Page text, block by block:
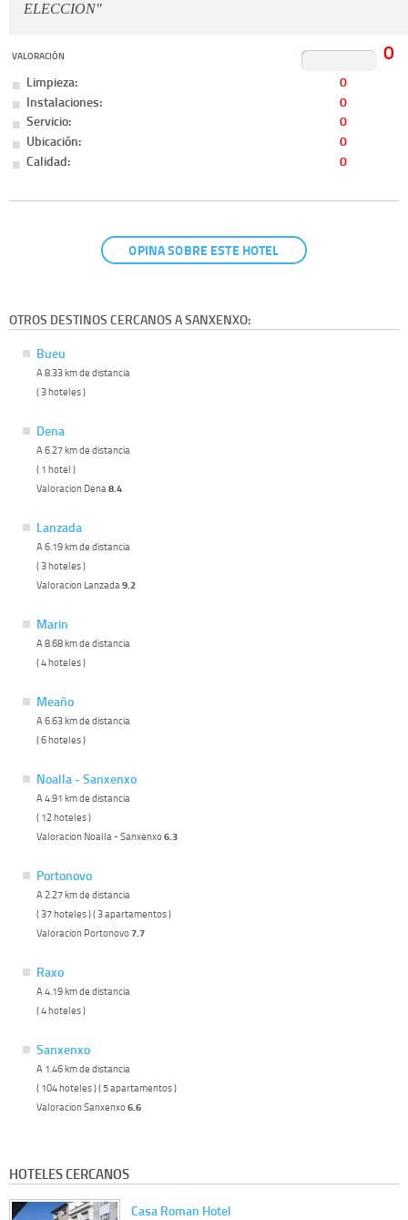
ELECCION"
VALORACIÓN 0
Limpieza:
0
Instalaciones:
0
Servicio:
0
Ubicación:
0
Calidad:
0
OPINA SOBRE ESTE HOTEL
OTROS DESTINOS CERCANOS A SANXENXO:
Bueu
A 8.33 km de distancia
( 3 hoteles )
Dena
A 6.27 km de distancia
( 1 hotel )
Valoracion Dena 8.4
Lanzada
A 6.19 km de distancia
( 3 hoteles )
Valoracion Lanzada 9.2
Marin
A 8.68 km de distancia
( 4 hoteles )
Meaño
A 6.63 km de distancia
( 6 hoteles )
Noalla - Sanxenxo
A 4.91 km de distancia
( 12 hoteles )
Valoracion Noalla - Sanxenxo6.3
Portonovo
A 2.27 km de distancia
( 37 hoteles ) ( 3 apartamentos )
Valoracion Portonovo7.7
Raxo
A 4.19 km de distancia
( 4 hoteles )
Sanxenxo
A 1.46 km de distancia
( 104 hoteles ) ( 5 apartamentos )
Valoracion Sanxenxo6.6
HOTELES CERCANOS
Casa Roman Hotel